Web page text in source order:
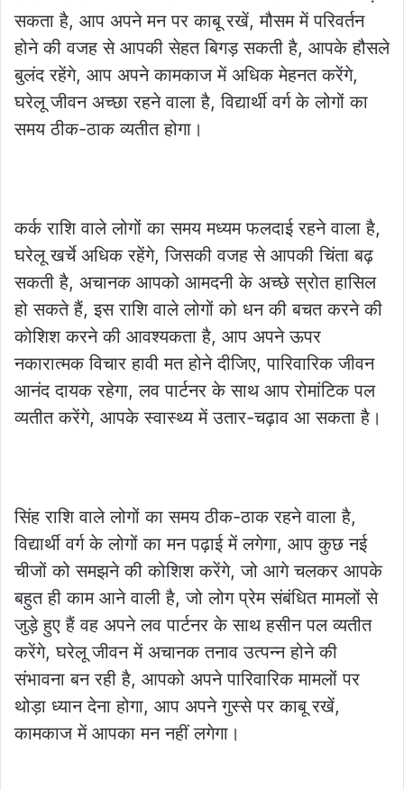
सकता है, आप अपने मन पर काबू रखें, मौसम में परिवर्तन
होने की वजह से आपकी सेहत बिगड़ सकती है, आपके हौसले
बुलंद रहेंगे, आप अपने कामकाज में अधिक मेहनत करेंगे,
घरेलू जीवन अच्छा रहने वाला है, विद्यार्थी वर्ग के लोगों का
समय ठीक-ठाक व्यतीत होगा।
कर्क राशि वाले लोगों का समय मध्यम फलदाई रहने वाला है,
घरेलू खर्चे अधिक रहेंगे, जिसकी वजह से आपकी चिंता बढ़
सकती है, अचानक आपको आमदनी के अच्छे स्रोत हासिल
हो सकते हैं, इस राशि वाले लोगों को धन की बचत करने की
कोशिश करने की आवश्यकता है, आप अपने ऊपर
नकारात्मक विचार हावी मत होने दीजिए, पारिवारिक जीवन
आनंद दायक रहेगा, लव पार्टनर के साथ आप रोमांटिक पल
व्यतीत करेंगे, आपके स्वास्थ्य में उतार-चढ़ाव आ सकता है।
सिंह राशि वाले लोगों का समय ठीक-ठाक रहने वाला है,
विद्यार्थी वर्ग के लोगों का मन पढ़ाई में लगेगा, आप कुछ नई
चीजों को समझने की कोशिश करेंगे, जो आगे चलकर आपके
बहुत ही काम आने वाली है, जो लोग प्रेम संबंधित मामलों से
जुड़े हुए हैं वह अपने लव पार्टनर के साथ हसीन पल व्यतीत
करेंगे, घरेलू जीवन में अचानक तनाव उत्पन्न होने की
संभावना बन रही है, आपको अपने पारिवारिक मामलों पर
थोड़ा ध्यान देना होगा, आप अपने गुस्से पर काबू रखें,
कामकाज में आपका मन नहीं लगेगा।